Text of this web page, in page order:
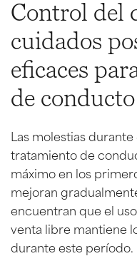
Control del
cuidados
eficaces
de conducto
Las molestias
tratamiento de
máximo en los
mejoran
encuentran que el
venta libre mantiene
durante este período.